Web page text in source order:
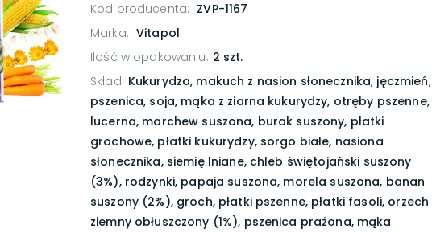
Kod producenta: ZVP-1167
Marka: Vitapol
Ilość w opakowaniu: 2 szt.
Skład: Kukurydza, makuch z nasion słonecznika, jęczmień,
pszenica, soja, mąka z ziarna kukurydzy, otręby pszenne,
lucerna, marchew suszona, burak suszony, płatki
grochowe, płatki kukurydzy, sorgo białe, nasiona
słonecznika, siemię lniane, chleb świętojański suszony
(3%), rodzynki, papaja suszona, morela suszona, banan
suszony (2%), groch, płatki pszenne, płatki fasoli, orzech
ziemny obłuszczony (1%), pszenica prażona, mąka